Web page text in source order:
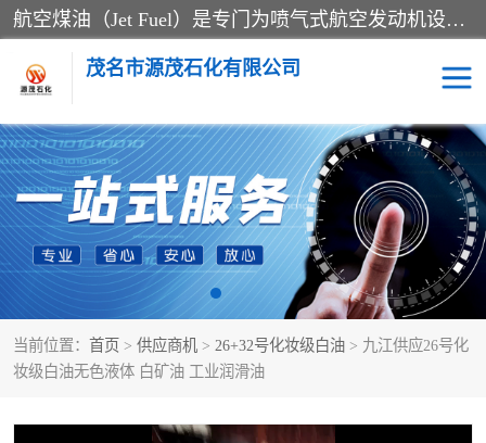
航空煤油（Jet Fuel）是专门为喷气式航空发动机设计的高纯度燃料，主要分为Jet A、Jet A-1和Jet B等类型。其特点是闪点高、低温流动性好，并添加了抗静电剂和抗氧化剂以确保飞行安全。航空煤油需
茂名市源茂石化有限公司
当前位置： 首页 > 供应商机 > 26+32号化妆级白油 > 九江供应26号化
妆级白油无色液体 白矿油 工业润滑油
RP3航空煤油 D20+D30溶剂油
D40+D60溶剂油 D80+D100溶剂油
6号+120号溶剂油 260号溶剂油
异构烷烃 天然乳胶